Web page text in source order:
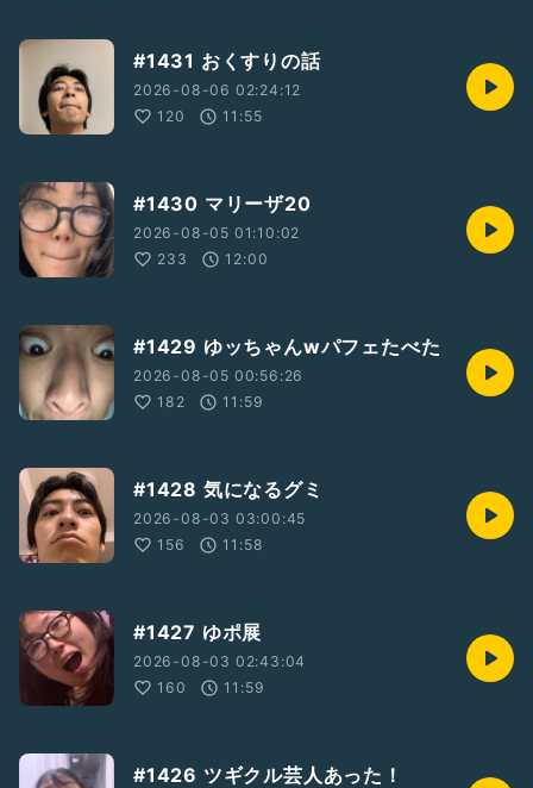
#1431 おくすりの話
2026-08-06 02:24:12
120
11:55
#1430 マリーザ20
2026-08-05 01:10:02
233
12:00
#1429 ゆッちゃんwパフェたべた
2026-08-05 00:56:26
182
11:59
#1428 気になるグミ
2026-08-03 03:00:45
156
11:58
#1427 ゆポ展
2026-08-03 02:43:04
160
11:59
#1426 ツギクル芸人あった！